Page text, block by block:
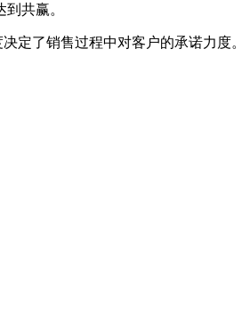
共赢。
定了销售过程中对客户的承诺力